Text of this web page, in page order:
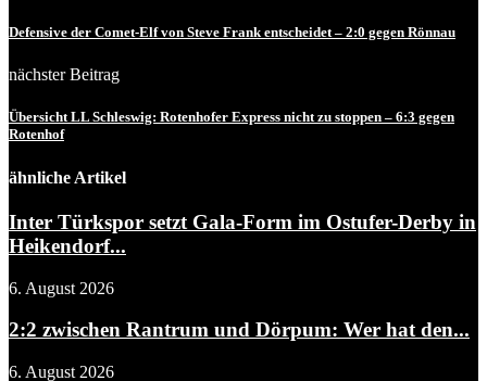
Defensive der Comet-Elf von Steve Frank entscheidet – 2:0 gegen Rönnau
nächster Beitrag
Übersicht LL Schleswig: Rotenhofer Express nicht zu stoppen – 6:3 gegen
Rotenhof
ähnliche Artikel
Inter Türkspor setzt Gala-Form im Ostufer-Derby in
Heikendorf...
6. August 2026
2:2 zwischen Rantrum und Dörpum: Wer hat den...
6. August 2026